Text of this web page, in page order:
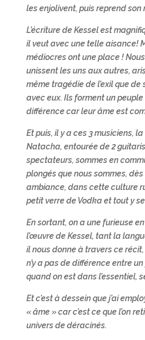
les enjolivent, puis reprend son
L’écriture de Kessel est
il veut avec une telle aisance!
médiocres ont une place !
unissent les uns aux autres,
même tragédie de l’exil que
avec eux. Ils forment un
différence car leur âme est
Et puis, il y a ces 3 musiciens,
Natacha, entourée de 2
spectateurs, sommes en
plongés que nous sommes,
ambiance, dans cette culture
petit verre de Vodka et tout y
En sortant, on a une furieuse
l’œuvre de Kessel, tant la
il nous donne à travers ce
n’y a pas de différence entre
quand on est dans l’essentiel,
Et c’est à dessein que j’ai
« âme » car c’est ce que l’on
univers de déracinés.